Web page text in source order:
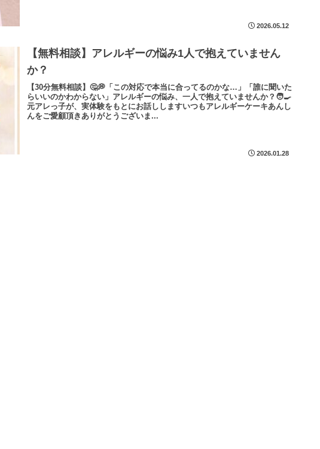
2026.05.12
【無料相談】アレルギーの悩み1人で抱えていません
か？
【30分無料相談】🤔💭「この対応で本当に合ってるのかな…」「誰に聞いた
らいいのかわからない」アレルギーの悩み、一人で抱えていませんか？🧑‍🍳
元アレっ子が、実体験をもとにお話ししますいつもアレルギーケーキあんし
んをご愛顧頂きありがとうございま...
2026.01.28